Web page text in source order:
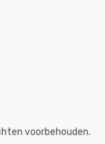
voorbehouden.